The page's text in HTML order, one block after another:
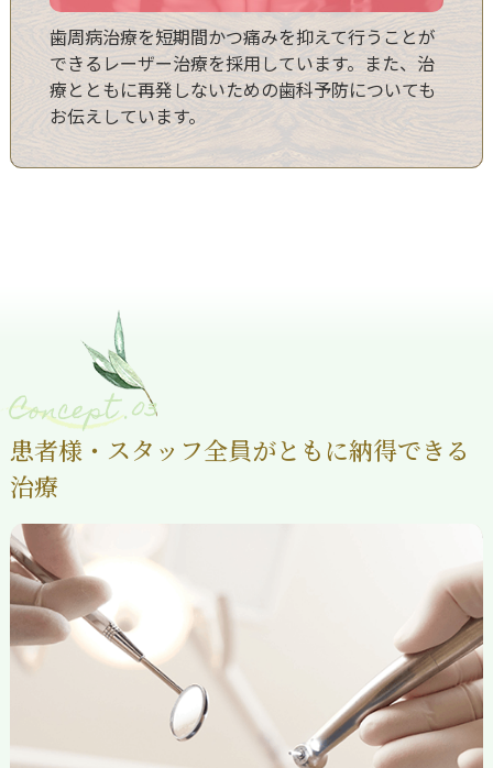
歯周病治療を短期間かつ痛みを抑えて行うことが
できるレーザー治療を採用しています。また、治
療とともに再発しないための歯科予防についても
お伝えしています。
Concept .03
患者様・スタッフ全員がともに納得できる
治療